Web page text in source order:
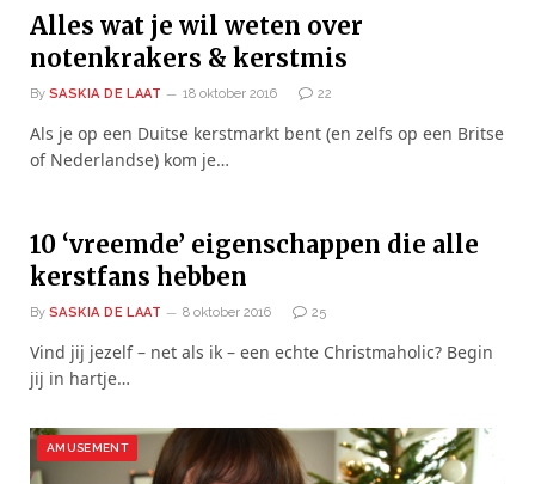
Alles wat je wil weten over
notenkrakers & kerstmis
By SASKIA DE LAAT 18 oktober 2016 22
Als je op een Duitse kerstmarkt bent (en zelfs op een Britse
of Nederlandse) kom je…
10 ‘vreemde’ eigenschappen die alle
kerstfans hebben
By SASKIA DE LAAT 8 oktober 2016 25
Vind jij jezelf – net als ik – een echte Christmaholic? Begin
jij in hartje…
AMUSEMENT